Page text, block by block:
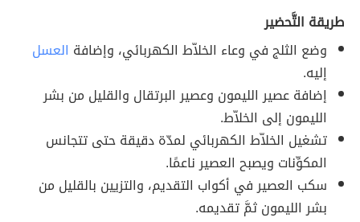
طريقة التَّحضير
وضع الثلج في وعاء الخلاّط الكهربائي، وإضافة العسل
إليه.
إضافة عصير الليمون وعصير البرتقال والقليل من بشر
الليمون إلى الخلاّط.
تشغيل الخلاّط الكهربائي لمدّة دقيقة حتى تتجانس
المكوِّنات ويصبح العصير ناعمًا.
سكب العصير في أكواب التقديم، والتزيين بالقليل من
بشر الليمون ثمَّ تقديمه.